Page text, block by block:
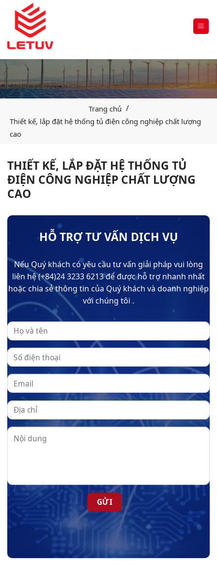
Trang chủ /
Thiết kế, lắp đặt hệ thống tủ điện công nghiệp chất lượng
cao
THIẾT KẾ, LẮP ĐẶT HỆ THỐNG TỦ
ĐIỆN CÔNG NGHIỆP CHẤT LƯỢNG
CAO
HỖ TRỢ TƯ VẤN DỊCH VỤ
Nếu Quý khách có yêu cầu tư vấn giải pháp vui lòng
liên hệ (+84)24 3233 6213 để được hỗ trợ nhanh nhất
hoặc chia sẻ thông tin của Quý khách và doanh nghiệp
với chúng tôi .